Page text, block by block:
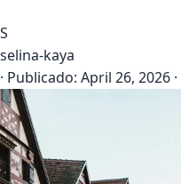
S
selina-kaya
· Publicado: April 26, 2026 ·